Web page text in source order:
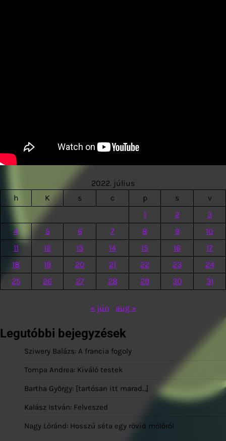
2022. július
h
K s c p s
v
1
2
3
4
5 6 7 8 9
10
11
12 13 14 15 16
17
18
19 20 21 22 23
24
25
26 27 28 29 30 31
« jún aug »
Legutóbbi bejegyzések
Sziwery Balázs: A francia fogoly
Tompa Andrea: Kiváló testek
Bartha György: [tartósan itt marad…]
Kalász István: Felveszed
Nagy Lóránd: Hosszú séta egy rövid mólóról